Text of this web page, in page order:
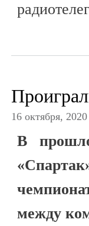
16 октября,
В
между